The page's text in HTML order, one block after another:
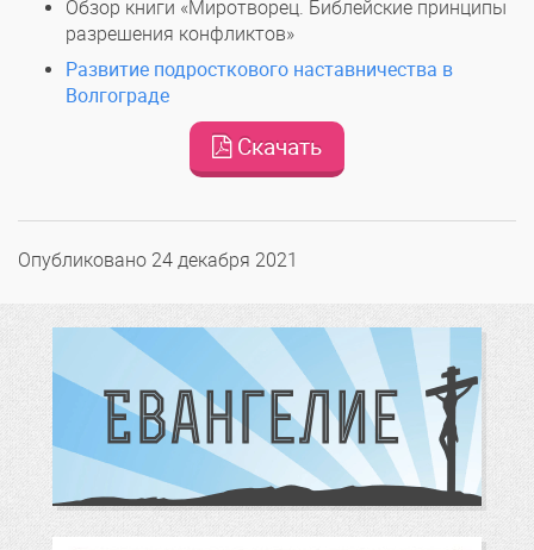
Обзор книги «Миротворец. Библейские принципы
разрешения конфликтов»
Развитие подросткового наставничества в
Волгограде
Скачать
Опубликовано 24 декабря 2021